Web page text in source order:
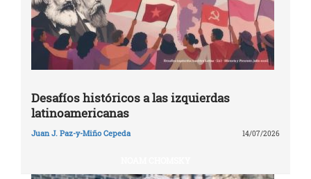
Desafíos históricos a las izquierdas
latinoamericanas
Juan J. Paz-y-Miño Cepeda 14/07/2026